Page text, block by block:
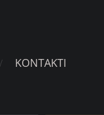
KONTAKTI